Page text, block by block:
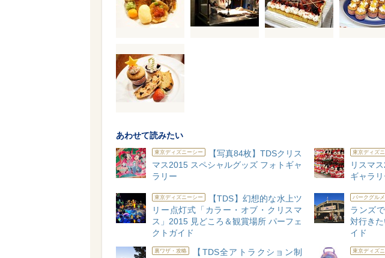
あわせて読みたい
東京ディズニーシー
【写真84枚】TDSクリス
マス2015 スペシャルグッズ フォトギャ
ラリー
東京ディズ
リスマ
ギャラリ
東京ディズニーシー
【TDS】幻想的な水上ツ
リー点灯式「カラー・オブ・クリスマ
ス」2015 見どころ＆観賞場所 パーフェ
クトガイド
パークグルメ
ランズ
対行き
イド
裏ワザ・攻略
【TDS全アトラクション制
東京ディズ